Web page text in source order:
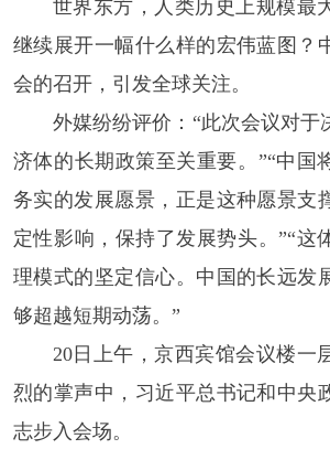
世界东方，人类历史上规模最
继续展开一幅什么样的宏伟蓝图？
会的召开，引发全球关注。
外媒纷纷评价：“此次会议对于
济体的长期政策至关重要。”“中国
务实的发展愿景，正是这种愿景支
定性影响，保持了发展势头。”“这
理模式的坚定信心。中国的长远发
够超越短期动荡。”
20日上午，京西宾馆会议楼一
烈的掌声中，习近平总书记和中央
志步入会场。